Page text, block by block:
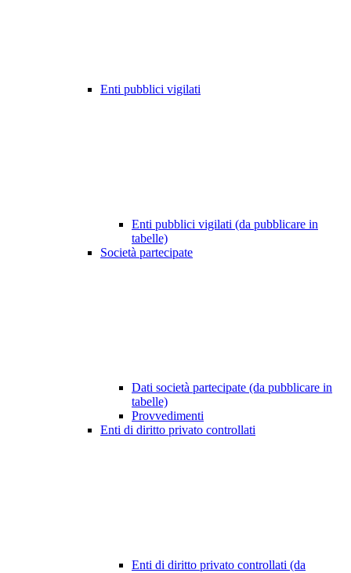
Enti pubblici vigilati
Enti pubblici vigilati (da pubblicare in
tabelle)
Società partecipate
Dati società partecipate (da pubblicare in
tabelle)
Provvedimenti
Enti di diritto privato controllati
Enti di diritto privato controllati (da